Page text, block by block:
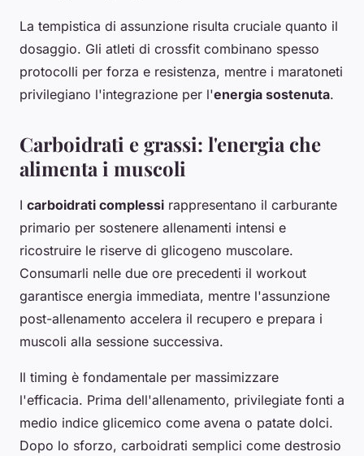
La tempistica di assunzione risulta cruciale quanto il
dosaggio. Gli atleti di crossfit combinano spesso
protocolli per forza e resistenza, mentre i maratoneti
privilegiano l'integrazione per l'energia sostenuta.
Carboidrati e grassi: l'energia che
alimenta i muscoli
I carboidrati complessi rappresentano il carburante
primario per sostenere allenamenti intensi e
ricostruire le riserve di glicogeno muscolare.
Consumarli nelle due ore precedenti il workout
garantisce energia immediata, mentre l'assunzione
post-allenamento accelera il recupero e prepara i
muscoli alla sessione successiva.
Il timing è fondamentale per massimizzare
l'efficacia. Prima dell'allenamento, privilegiate fonti a
medio indice glicemico come avena o patate dolci.
Dopo lo sforzo, carboidrati semplici come destrosio